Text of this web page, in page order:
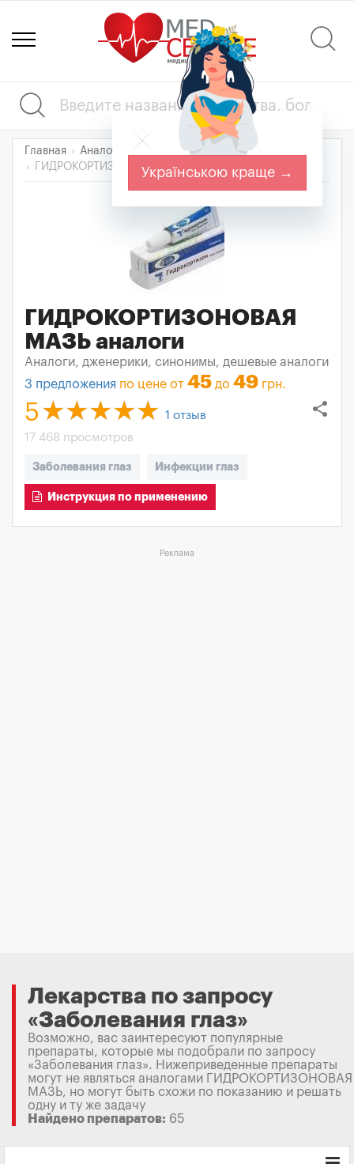
Главная Аналоги лекарств
ГИДРОКОРТИЗОНОВАЯ МАЗЬ
ГИДРОКОРТИЗОНОВАЯ
МАЗЬ аналоги
Аналоги, дженерики, синонимы, дешевые аналоги
3 предложения по цене от 45 до 49 грн.
share
5 1 отзыв
17 468 просмотров
Заболевания глаз Инфекции глаз
Инструкция по применению
Реклама
Лекарства по запросу
«Заболевания глаз»
Возможно, вас заинтересуют популярные
препараты, которые мы подобрали по запросу
«Заболевания глаз». Нижеприведенные препараты
могут не являться аналогами ГИДРОКОРТИЗОНОВАЯ
МАЗЬ, но могут быть схожи по показанию и решать
одну и ту же задачу
Найдено препаратов: 65
Українською краще →